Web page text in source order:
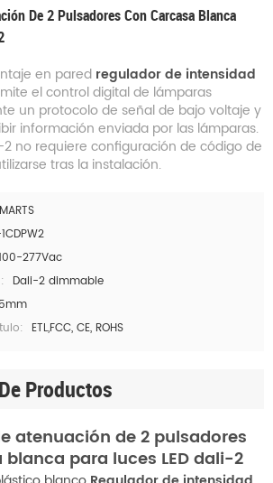
De 2 Pulsadores Con Carcasa Blanca
en pared regulador de intensidad
el control digital de lámparas
un protocolo de señal de bajo voltaje y
información enviada por las lámparas.
2 no requiere configuración de código de
tras la instalación.
277Vac
Dali-2 dimmable
ETL,FCC, CE, ROHS
Productos
atenuación de 2 pulsadores
para luces LED dali-2